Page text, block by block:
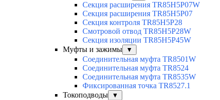
Секция расширения TR85H5P07W
Секция расширения TR85H5P07
Секция контроля TR85H5P28
Смотровой отвод TR85H5P28W
Секция изоляции TR85H5P45W
Муфты и зажимы
▼
Соединительная муфта TR8501W
Соединительная муфта TR8524
Соединительная муфта TR8535W
Фиксированная точка TR8527.1
Токоподводы
▼